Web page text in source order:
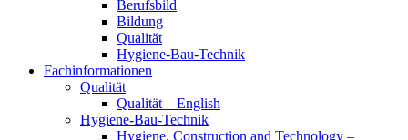
Berufsbild
Bildung
Qualität
Hygiene-Bau-Technik
Fachinformationen
Qualität
Qualität – English
Hygiene-Bau-Technik
Hygiene, Construction and Technology –